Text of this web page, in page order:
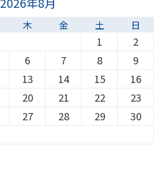
木 金 土 日
1
2
6 7 8
9
13 14 15
16
20 21 22
23
27 28 29
30